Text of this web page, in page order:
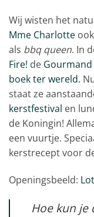
Wij wisten het
Mme Charlotte
als bbq queen. In
Fire! de
boek ter wereld.
staat ze
kerstfestival en
de Koningin!
een vuurtje.
kerstrecept voor
Openingsbeeld:
Hoe kun